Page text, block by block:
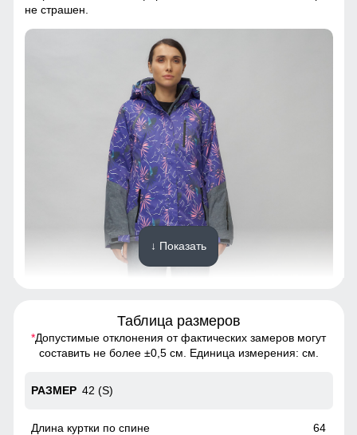
не страшен.
Ткань костюма обработана водоотталкивающей
пропиткой снаружи и антибактериальной внутри.
Водонепроницаемая мембрана обеспечивает
дожде и оперативно отводит влагу от тела наружу,
не страшен.
↓ Показать
Таблица размеров
*Допустимые отклонения от фактических замеров могут
составить не более ±0,5 см. Единица измерения: см.
42 (S)
64